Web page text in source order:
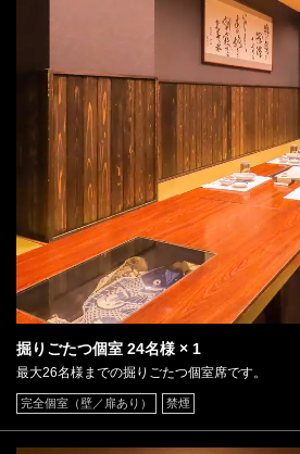
掘りごたつ個室 24名様 × 1
最大26名様までの掘りごたつ個室席です。
完全個室（壁／扉あり） 禁煙